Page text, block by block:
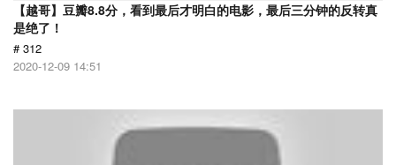
【越哥】豆瓣8.8分，看到最后才明白的电影，最后三分钟的反转真
是绝了！
# 312
2020-12-09 14:51